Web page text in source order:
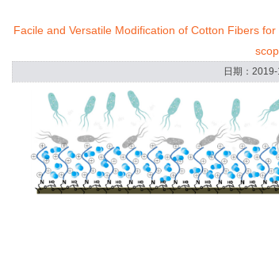
Facile and Versatile Modification of Cotton Fibers
日期：